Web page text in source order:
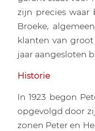
zijn precies waar
Broeke,
klanten van groot
jaar aangesloten
Historie
In 1923 begon
opgevolgd door
zonen Peter en